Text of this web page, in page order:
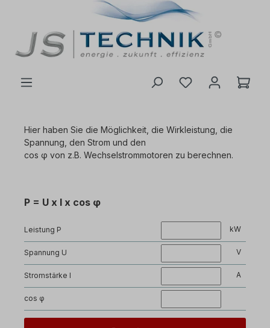
Hier haben Sie die Möglichkeit, die Wirkleistung, die
Spannung, den Strom und den
cos φ von z.B. Wechselstrommotoren zu berechnen.
P = U x I x cos φ
Leistung P kW
Spannung U V
Stromstärke I A
cos φ